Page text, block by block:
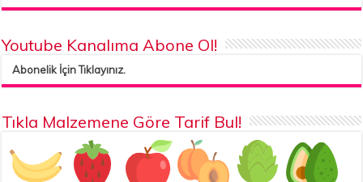
Youtube Kanalıma Abone Ol!
Abonelik İçin Tıklayınız.
Tıkla Malzemene Göre Tarif Bul!